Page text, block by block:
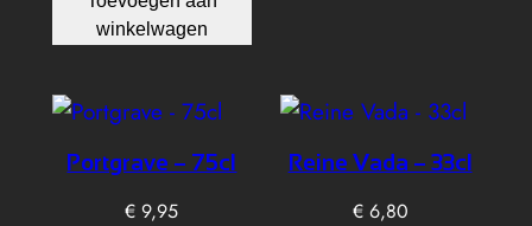
winkelwagen
Portgrave – 75cl
€ 9,95
Reine Vada – 33cl
€6,80